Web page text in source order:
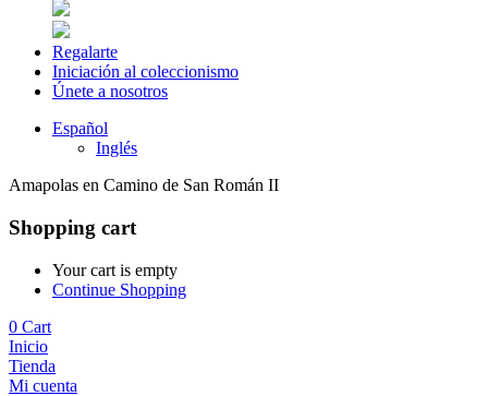
Regalarte
Iniciación al coleccionismo
Únete a nosotros
Español
Inglés
Amapolas en Camino de San Román II
Shopping cart
Your cart is empty
Continue Shopping
0 Cart
Inicio
Tienda
Mi cuenta